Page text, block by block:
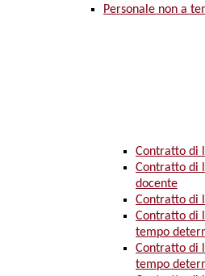
Personale non a
Contratto di
Contratto di
docente
Contratto di
Contratto di
tempo
Contratto di
tempo